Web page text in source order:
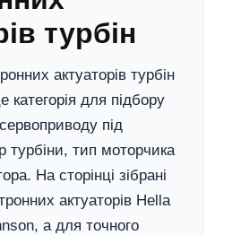
турбін
актуаторів турбін
для підбору
під
турбіни, тип моторчика
На сторінці зібрані
актуаторів Hella
а для точного